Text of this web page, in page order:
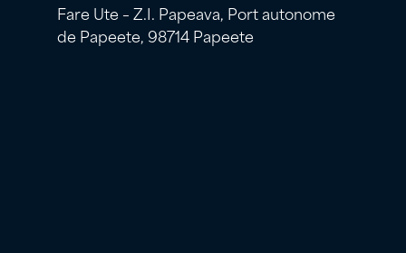
Fare Ute – Z.I. Papeava, Port autonome
de Papeete, 98714 Papeete